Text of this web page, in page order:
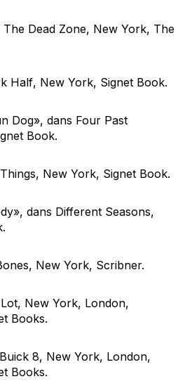
The Dead Zone, New York, The
Half, New York, Signet Book.
Dog», dans Four Past
Book.
, New York, Signet Book.
dans Different Seasons,
, New York, Scribner.
, New York, London,
Books.
8, New York, London,
Books.